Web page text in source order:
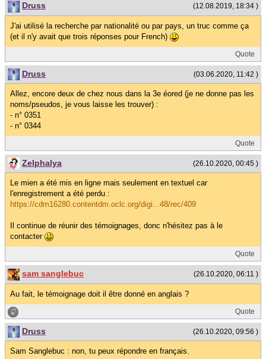
(12.08.2019, 18:34 )
Druss
J'ai utilisé la recherche par nationalité ou par pays, un truc comme ça
(et il n'y avait que trois réponses pour French)
Quote
(03.06.2020, 11:42 )
Druss
Allez, encore deux de chez nous dans la 3e éored (je ne donne pas les
noms/pseudos, je vous laisse les trouver) :
- n° 0351
- n° 0344
Quote
(26.10.2020, 00:45 )
Zelphalya
Le mien a été mis en ligne mais seulement en textuel car
l'enregistrement a été perdu :
https://cdm16280.contentdm.oclc.org/digi...48/rec/409
Il continue de réunir des témoignages, donc n'hésitez pas à le
contacter
Quote
(26.10.2020, 06:11 )
sam sanglebuc
Au fait, le témoignage doit il être donné en anglais ?
Quote
(26.10.2020, 09:56 )
Druss
Sam Sanglebuc : non, tu peux répondre en français.